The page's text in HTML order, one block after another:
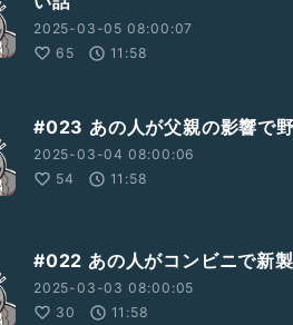
2025-03-05 08:00:07
65
11:58
#023 あの人が父親の影響で
2025-03-04 08:00:06
54
11:58
#022 あの人がコンビニで新
2025-03-03 08:00:05
30
11:58